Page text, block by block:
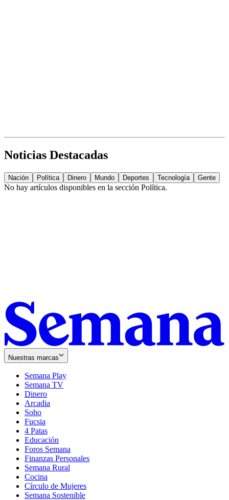
Noticias Destacadas
Nación Política Dinero Mundo Deportes Tecnología Gente
No hay artículos disponibles en la sección Política.
Nuestras marcas
Semana Play
Semana TV
Dinero
Arcadia
Soho
in
new
window
Fucsia
in
new
window
4 Patas
Educación
Foros Semana
Finanzas Personales
Semana Rural
Cocina
Círculo de Mujeres
Semana Sostenible